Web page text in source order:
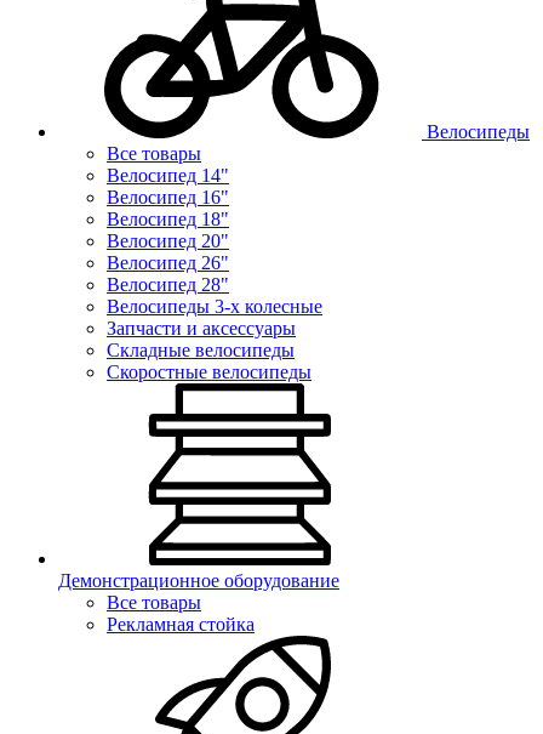
Велосипеды
Все товары
Велосипед 14"
Велосипед 16"
Велосипед 18"
Велосипед 20"
Велосипед 26"
Велосипед 28"
Велосипеды 3-х колесные
Запчасти и аксессуары
Складные велосипеды
Скоростные велосипеды
Демонстрационное оборудование
Все товары
Рекламная стойка